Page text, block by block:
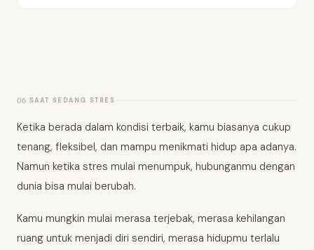
06 SAAT SEDANG STRES
Ketika berada dalam kondisi terbaik, kamu biasanya cukup
tenang, fleksibel, dan mampu menikmati hidup apa adanya.
Namun ketika stres mulai menumpuk, hubunganmu dengan
dunia bisa mulai berubah.
Kamu mungkin mulai merasa terjebak, merasa kehilangan
ruang untuk menjadi diri sendiri, merasa hidupmu terlalu